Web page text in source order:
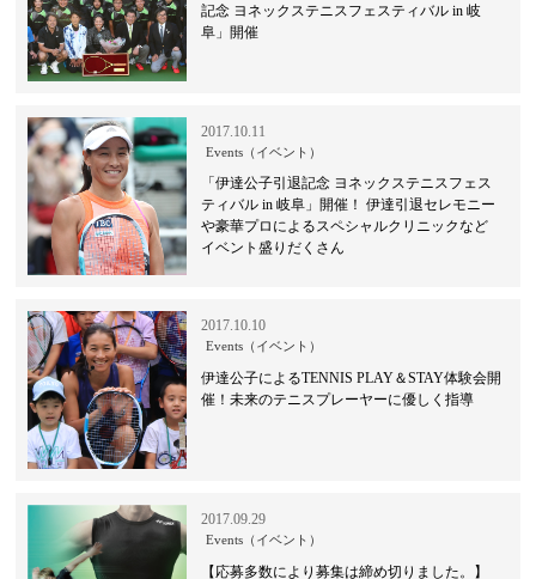
記念 ヨネックステニスフェスティバル in 岐
阜」開催
2017.10.11
Events（イベント）
「伊達公子引退記念 ヨネックステニスフェス
ティバル in 岐阜」開催！ 伊達引退セレモニー
や豪華プロによるスペシャルクリニックなど
イベント盛りだくさん
2017.10.10
Events（イベント）
伊達公子によるTENNIS PLAY＆STAY体験会開
催！未来のテニスプレーヤーに優しく指導
2017.09.29
Events（イベント）
【応募多数により募集は締め切りました。】